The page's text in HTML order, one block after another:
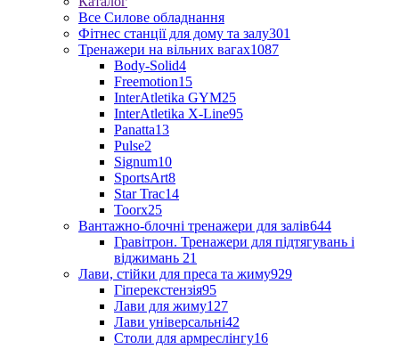
Все Силове обладнання
Фітнес станції для дому та залу301
Тренажери на вільних вагах1087
Body-Solid4
Freemotion15
InterAtletika GYM25
InterAtletika X-Line95
Panatta13
Pulse2
Signum10
SportsArt8
Star Trac14
Toorx25
Вантажно-блочні тренажери для залів644
Гравітрон. Тренажери для підтягувань і
віджимань 21
Лави, стійки для преса та жиму929
Гіперекстензія95
Лави для жиму127
Лави універсальні42
Столи для армреслінгу16